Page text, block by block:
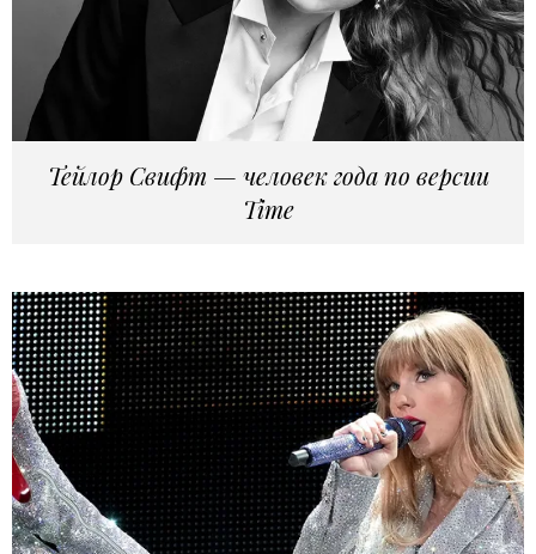
Тейлор Свифт — человек года по версии
Time